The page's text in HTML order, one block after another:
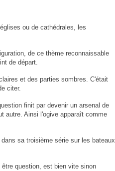
ou de cathédrales, les
de ce thème reconnaissable
de départ.
et des parties sombres. C'était
citer.
finit par devenir un arsenal de
autre. Ainsi l'ogive apparaît comme
sa troisième série sur les bateaux
question, est bien vite sinon